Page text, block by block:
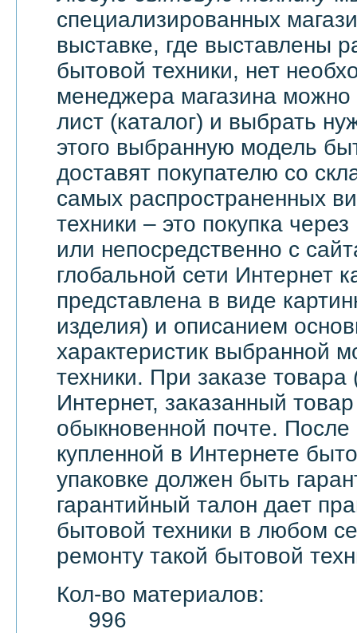
специализированных
выставке, где выставлены
бытовой техники, нет
менеджера магазина можно
лист (каталог) и выбрать
этого выбранную модель
доставят покупателю со
самых распространенных
техники – это покупка
или непосредственно с
глобальной сети Интернет
представлена в виде
изделия) и описанием
характеристик выбранной
техники. При заказе товара
Интернет, заказанный
обыкновенной почте. После
купленной в Интернете
упаковке должен быть
гарантийный талон дает
бытовой техники в любом
ремонту такой бытовой
Кол-во материалов:
996